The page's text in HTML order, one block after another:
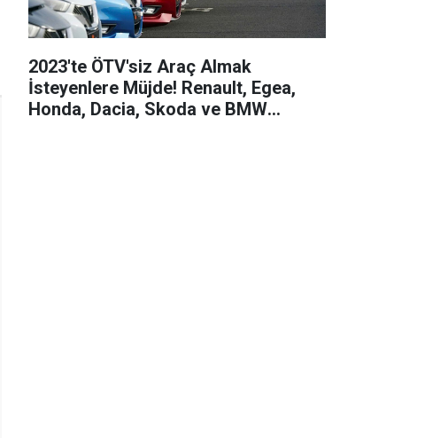
2023'te ÖTV'siz Araç Almak
İsteyenlere Müjde! Renault, Egea,
Honda, Dacia, Skoda ve BMW